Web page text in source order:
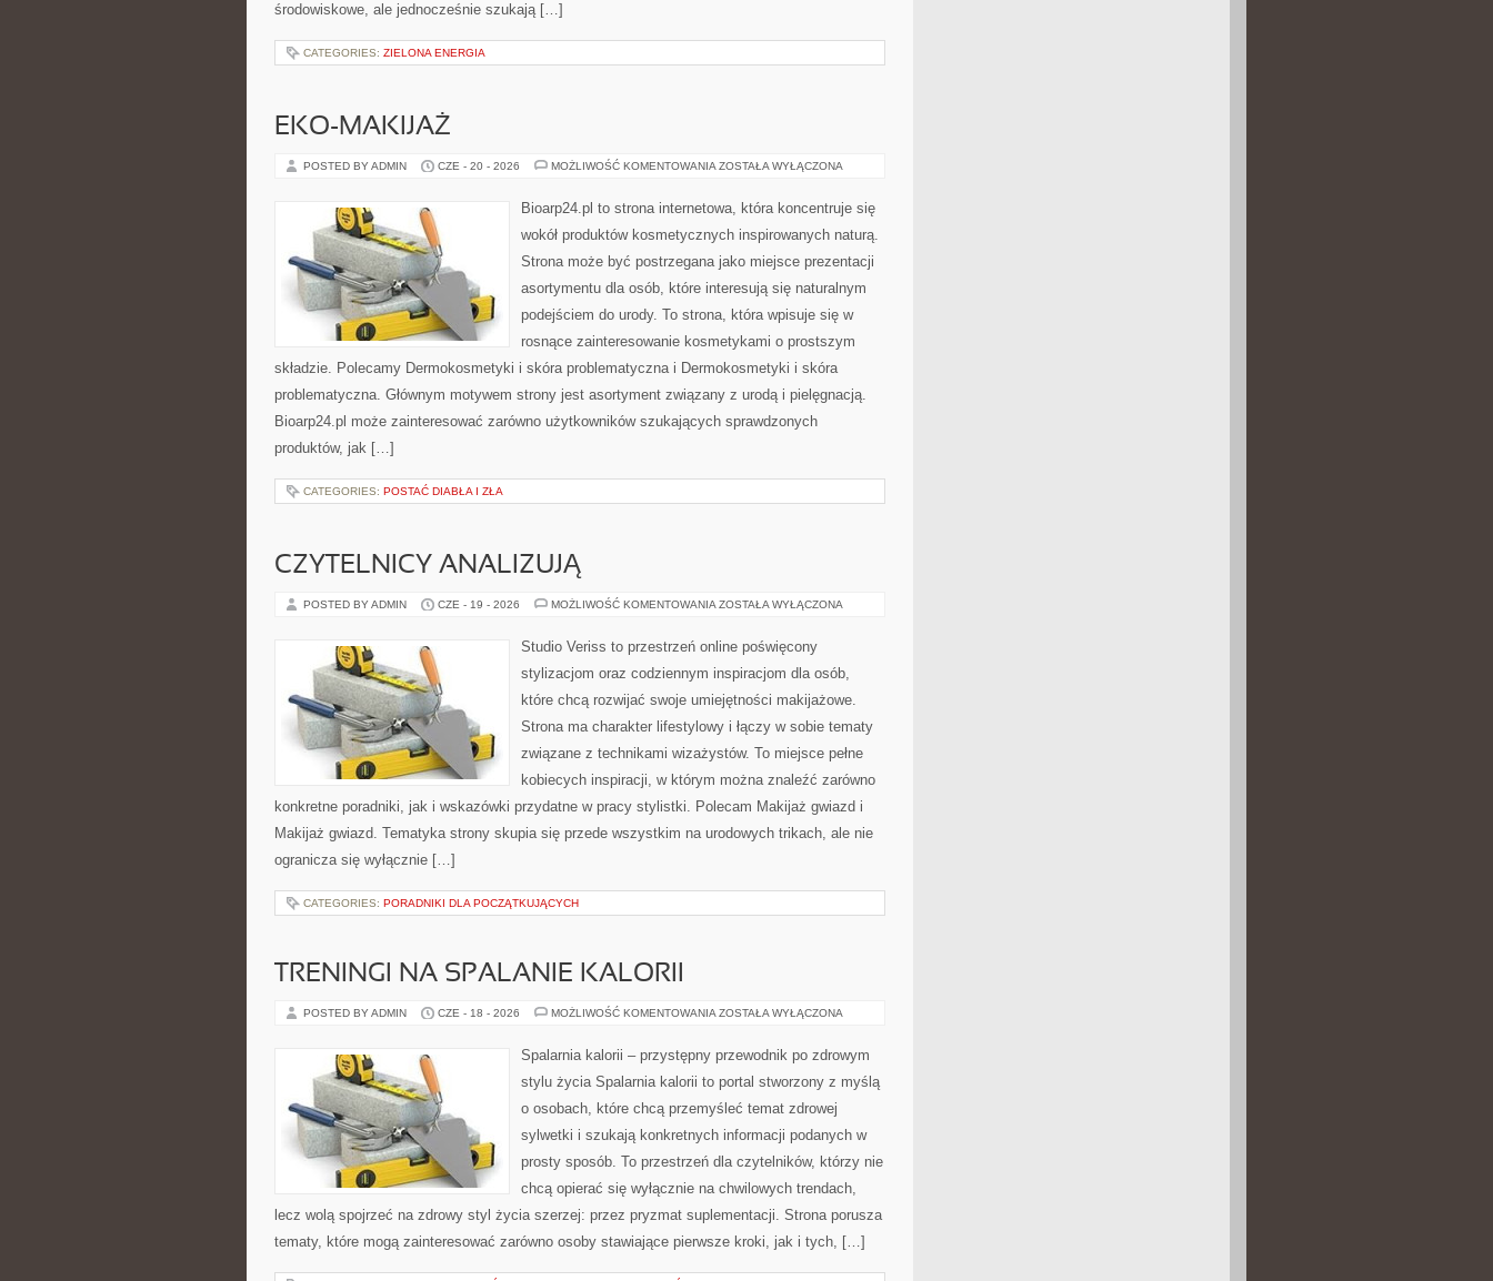
środowiskowe, ale jednocześnie szukają […]
CATEGORIES: ZIELONA ENERGIA
EKO-MAKIJAŻ
POSTED BY ADMIN CZE - 20 - 2026 MOŻLIWOŚĆ KOMENTOWANIA EKO-
ZOSTAŁA WYŁĄCZONA
Bioarp24.pl to strona internetowa, która koncentruje się
wokół produktów kosmetycznych inspirowanych naturą.
Strona może być postrzegana jako miejsce prezentacji
asortymentu dla osób, które interesują się naturalnym
podejściem do urody. To strona, która wpisuje się w
rosnące zainteresowanie kosmetykami o prostszym
składzie. Polecamy Dermokosmetyki i skóra problematyczna i Dermokosmetyki i skóra
problematyczna. Głównym motywem strony jest asortyment związany z urodą i pielęgnacją.
Bioarp24.pl może zainteresować zarówno użytkowników szukających sprawdzonych
produktów, jak […]
CATEGORIES: POSTAĆ DIABŁA I ZŁA
CZYTELNICY ANALIZUJĄ
POSTED BY ADMIN CZE - 19 - 2026 MOŻLIWOŚĆ KOMENTOWANIA CZYTELNICY
ZOSTAŁA WYŁĄCZONA
Studio Veriss to przestrzeń online poświęcony
stylizacjom oraz codziennym inspiracjom dla osób,
które chcą rozwijać swoje umiejętności makijażowe.
Strona ma charakter lifestylowy i łączy w sobie tematy
związane z technikami wizażystów. To miejsce pełne
kobiecych inspiracji, w którym można znaleźć zarówno
konkretne poradniki, jak i wskazówki przydatne w pracy stylistki. Polecam Makijaż gwiazd i
Makijaż gwiazd. Tematyka strony skupia się przede wszystkim na urodowych trikach, ale nie
ogranicza się wyłącznie […]
CATEGORIES: PORADNIKI DLA POCZĄTKUJĄCYCH
TRENINGI NA SPALANIE KALORII
POSTED BY ADMIN CZE - 18 - 2026 MOŻLIWOŚĆ KOMENTOWANIA TRENINGI
ZOSTAŁA WYŁĄCZONA
Spalarnia kalorii – przystępny przewodnik po zdrowym
stylu życia Spalarnia kalorii to portal stworzony z myślą
o osobach, które chcą przemyśleć temat zdrowej
sylwetki i szukają konkretnych informacji podanych w
prosty sposób. To przestrzeń dla czytelników, którzy nie
chcą opierać się wyłącznie na chwilowych trendach,
lecz wolą spojrzeć na zdrowy styl życia szerzej: przez pryzmat suplementacji. Strona porusza
tematy, które mogą zainteresować zarówno osoby stawiające pierwsze kroki, jak i tych, […]